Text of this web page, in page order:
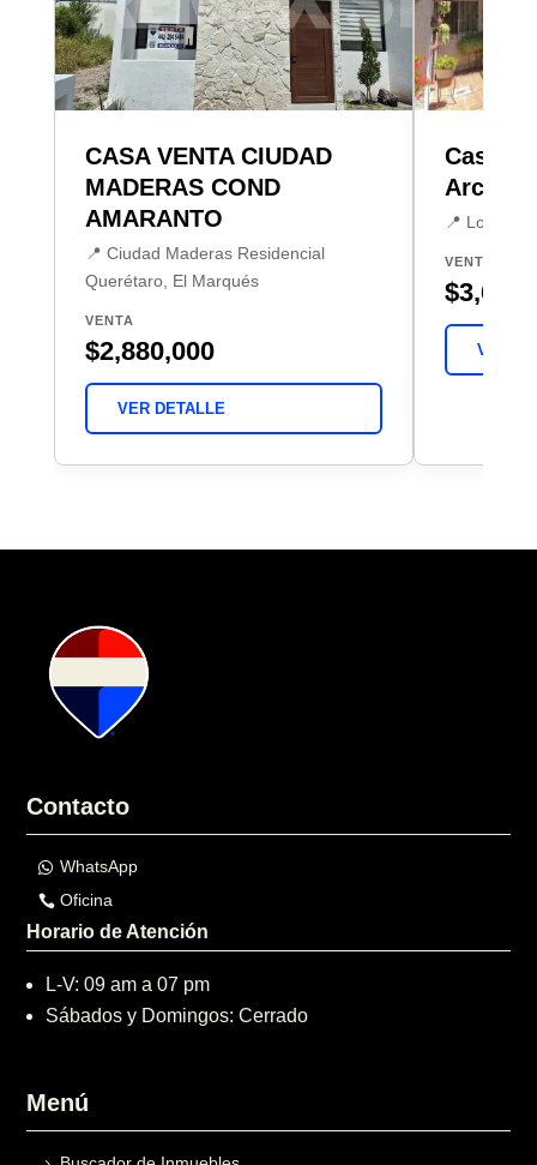
CASA VENTA CIUDAD
MADERAS COND
AMARANTO
📍 Ciudad Maderas Residencial
Querétaro, El Marqués
VENTA
$2,880,000
VER DETALLE
Casa
Arcos
📍 Loma
VENTA
VER
Contacto
WhatsApp
Oficina
Horario de Atención
L-V: 09 am a 07 pm
Sábados y Domingos: Cerrado
Menú